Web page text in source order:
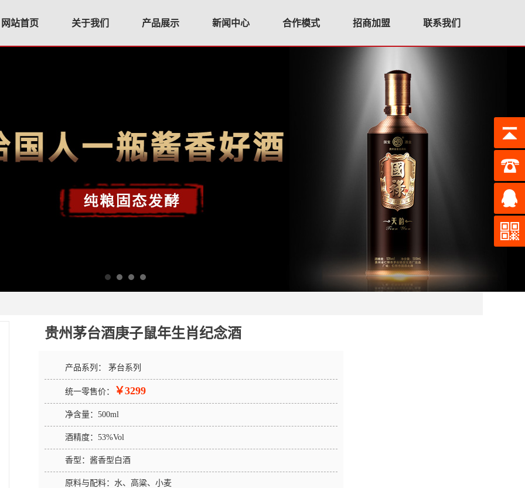
网站首页 关于我们 产品展示 新闻中心 合作模式 招商加盟 联系我们
贵州茅台酒庚子鼠年生肖纪念酒
产品系列： 茅台系列
统一零售价： ￥3299
净含量： 500ml
酒精度： 53%Vol
香型： 酱香型白酒
原料与配料： 水、高粱、小麦